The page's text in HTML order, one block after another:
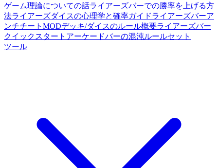
ゲーム理論についての話ライアーズバーでの勝率を上げる方
法ライアーズダイスの心理学と確率ガイドライアーズバーア
ンチチートMODデッキ/ダイスのルール概要ライアーズバー
クイックスタート アーケードバーの混沌ルールセット
ツール